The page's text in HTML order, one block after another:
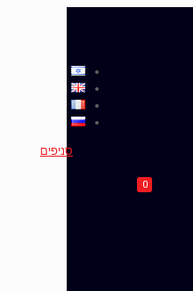
0
סניפים